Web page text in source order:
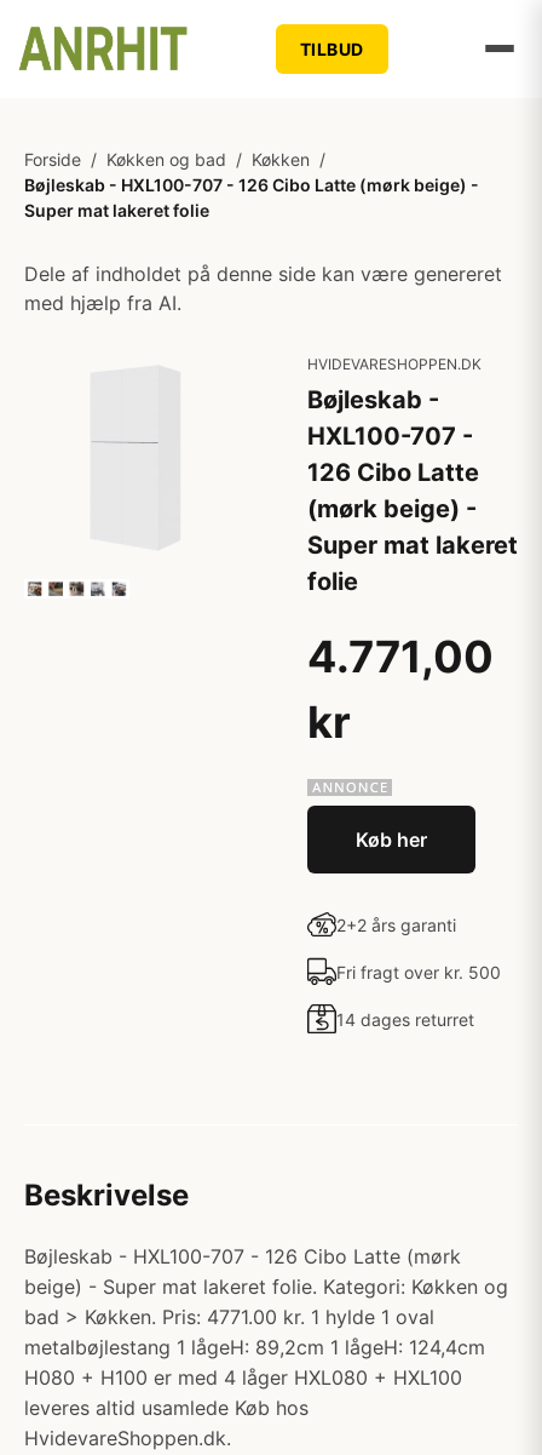
TILBUD
Forside / Køkken og bad / Køkken /
Bøjleskab - HXL100-707 - 126 Cibo Latte (mørk beige) -
Super mat lakeret folie
Dele af indholdet på denne side kan være genereret
med hjælp fra AI.
HVIDEVARESHOPPEN.DK
Bøjleskab -
HXL100-707 -
126 Cibo Latte
(mørk beige) -
Super mat lakeret
folie
4.771,00
kr
Køb her
2+2 års garanti
Fri fragt over kr. 500
14 dages returret
Beskrivelse
Bøjleskab - HXL100-707 - 126 Cibo Latte (mørk
beige) - Super mat lakeret folie. Kategori: Køkken og
bad > Køkken. Pris: 4771.00 kr. 1 hylde 1 oval
metalbøjlestang 1 lågeH: 89,2cm 1 lågeH: 124,4cm
H080 + H100 er med 4 låger HXL080 + HXL100
leveres altid usamlede Køb hos
HvidevareShoppen.dk.